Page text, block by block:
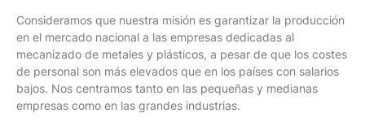
Consideramos que nuestra misión es garantizar la producción
en el mercado nacional a las empresas dedicadas al
mecanizado de metales y plásticos, a pesar de que los costes
de personal son más elevados que en los países con salarios
bajos. Nos centramos tanto en las pequeñas y medianas
empresas como en las grandes industrias.